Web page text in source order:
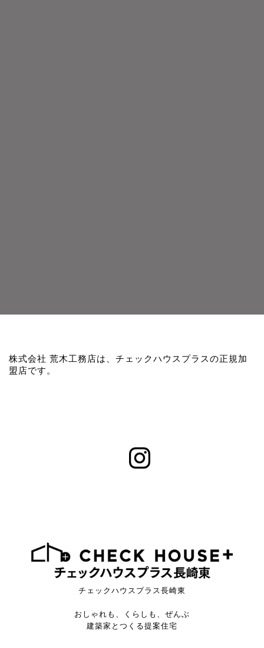
株式会社 荒木工務店は、チェックハウスプラスの正規加
盟店です。
チェックハウスプラス長崎東
おしゃれも、くらしも、ぜんぶ
建築家とつくる提案住宅